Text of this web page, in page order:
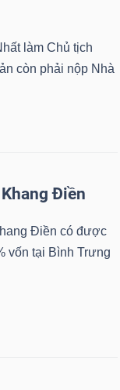
làm Chủ tịch
còn phải nộp Nhà
Điền
Điền có được
vốn tại Bình Trưng